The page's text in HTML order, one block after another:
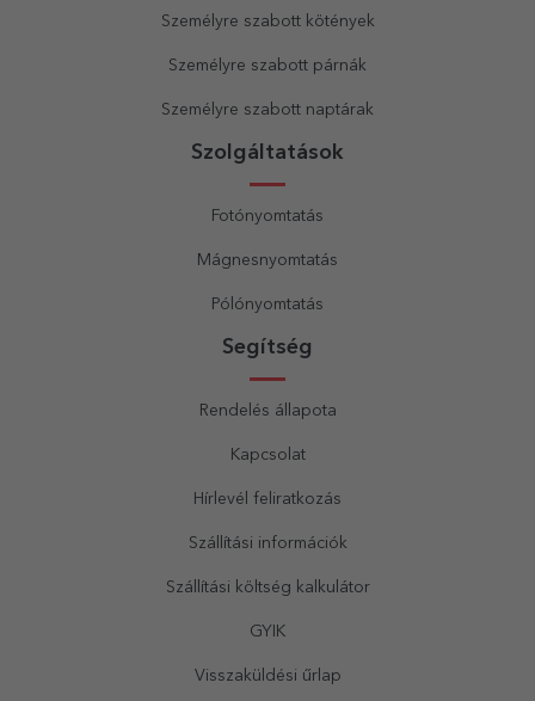
Személyre szabott kötények
Személyre szabott párnák
Személyre szabott naptárak
Szolgáltatások
Fotónyomtatás
Mágnesnyomtatás
Pólónyomtatás
Segítség
Rendelés állapota
Kapcsolat
Hírlevél feliratkozás
Szállítási információk
Szállítási költség kalkulátor
GYIK
Visszaküldési űrlap